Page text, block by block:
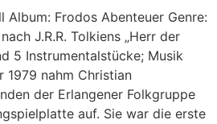
Album: Frodos Abenteuer Genre:
J.R.R. Tolkiens „Herr der
5 Instrumentalstücke; Musik
1979 nahm Christian
der Erlangener Folkgruppe
auf. Sie war die erste